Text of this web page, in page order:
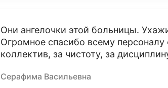
Они ангелочки этой больницы.
Огромное спасибо всему
коллектив, за чистоту, за
Серафима Васильевна